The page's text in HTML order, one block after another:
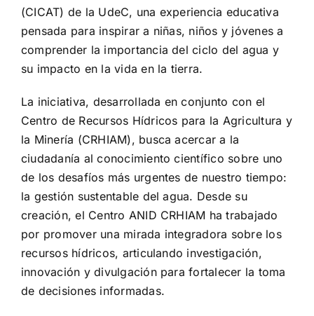
(CICAT) de la UdeC, una experiencia educativa
pensada para inspirar a niñas, niños y jóvenes a
comprender la importancia del ciclo del agua y
su impacto en la vida en la tierra.
La iniciativa, desarrollada en conjunto con el
Centro de Recursos Hídricos para la Agricultura y
la Minería (CRHIAM), busca acercar a la
ciudadanía al conocimiento científico sobre uno
de los desafíos más urgentes de nuestro tiempo:
la gestión sustentable del agua. Desde su
creación, el Centro ANID CRHIAM ha trabajado
por promover una mirada integradora sobre los
recursos hídricos, articulando investigación,
innovación y divulgación para fortalecer la toma
de decisiones informadas.